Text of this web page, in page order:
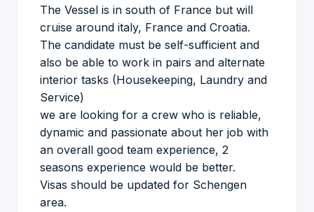
The Vessel is in south of France but will
cruise around italy, France and Croatia.
The candidate must be self-sufficient and
also be able to work in pairs and alternate
interior tasks (Housekeeping, Laundry and
Service)
we are looking for a crew who is reliable,
dynamic and passionate about her job with
an overall good team experience, 2
seasons experience would be better.
Visas should be updated for Schengen
area.